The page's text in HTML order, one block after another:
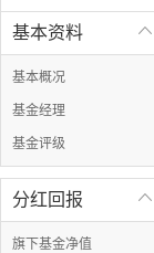

基本资料
基本概况
基金经理
基金评级

分红回报
旗下基金净值